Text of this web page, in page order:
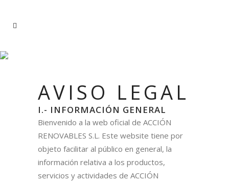
AVISO LEGAL
I.- INFORMACIÓN GENERAL
Bienvenido a la web oficial de ACCIÓN
RENOVABLES S.L. Este website tiene por
objeto facilitar al público en general, la
información relativa a los productos,
servicios y actividades de ACCIÓN